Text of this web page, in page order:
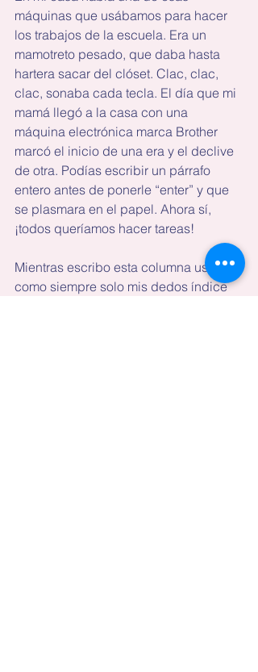
máquinas que usábamos para hacer
los trabajos de la escuela. Era un
mamotreto pesado, que daba hasta
hartera sacar del clóset. Clac, clac,
clac, sonaba cada tecla. El día que mi
mamá llegó a la casa con una
máquina electrónica marca Brother
marcó el inicio de una era y el declive
de otra. Podías escribir un párrafo
entero antes de ponerle “enter” y que
se plasmara en el papel. Ahora sí,
¡todos queríamos hacer tareas!
Mientras escribo esta columna usando
como siempre solo mis dedos índice